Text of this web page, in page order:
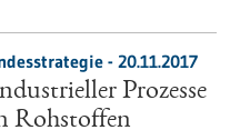
- 20.11.2017
Prozesse
Rohstoffen